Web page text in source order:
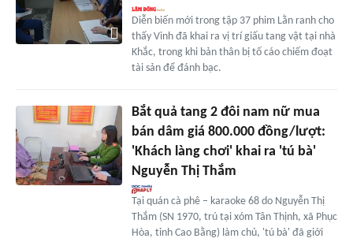
Diễn biến mới trong tập 37 phim Lằn ranh cho
thấy Vinh đã khai ra vị trí giấu tang vật tại nhà
Khắc, trong khi bản thân bị tố cáo chiếm đoạt
tài sản để đánh bạc.
Bắt quả tang 2 đôi nam nữ mua
bán dâm giá 800.000 đồng/lượt:
'Khách làng chơi' khai ra 'tú bà'
Nguyễn Thị Thắm
Tại quán cà phê – karaoke 68 do Nguyễn Thị
Thắm (SN 1970, trú tại xóm Tân Thịnh, xã Phục
Hòa, tỉnh Cao Bằng) làm chủ, 'tú bà' đã giới